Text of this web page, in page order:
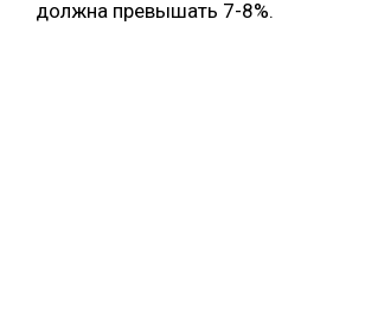
должна превышать 7-8%.